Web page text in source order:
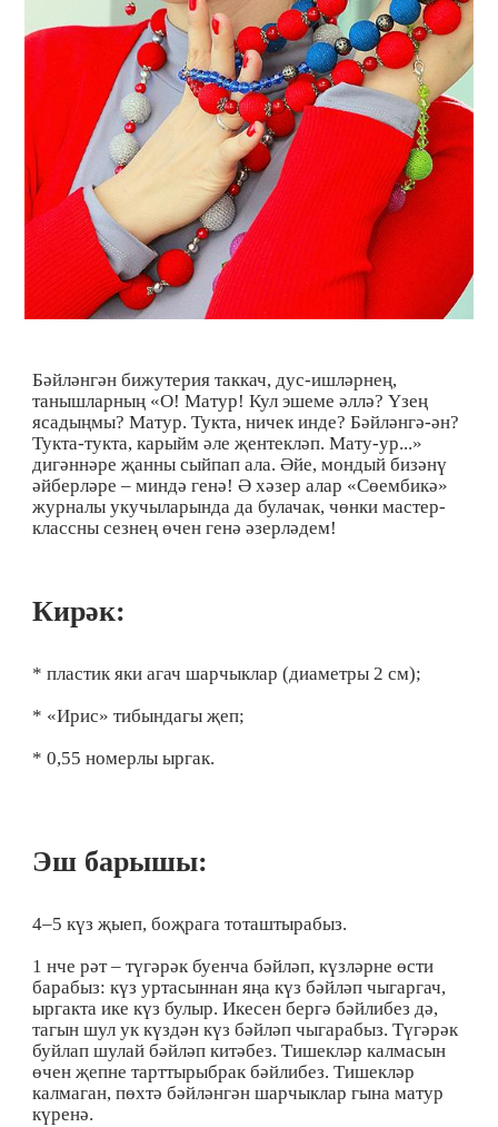
Бәйләнгән бижутерия таккач, дус-ишләрнең,
танышларның «О! Матур! Кул эшеме әллә? Үзең
ясадыңмы? Матур. Тукта, ничек инде? Бәйләнгә-ән?
Тукта-тукта, карыйм әле җентекләп. Мату-ур...»
дигәннәре җанны сыйпап ала. Әйе, мондый бизәнү
әйберләре – миндә генә! Ә хәзер алар «Сөембикә»
журналы укучыларында да булачак, чөнки мастер-
классны сезнең өчен генә әзерләдем!
Кирәк:
* пластик яки агач шарчыклар (диаметры 2 см);
* «Ирис» тибындагы җеп;
* 0,55 номерлы ыргак.
Эш барышы:
4–5 күз җыеп, боҗрага тоташтырабыз.
1 нче рәт – түгәрәк буенча бәйләп, күзләрне өсти
барабыз: күз уртасыннан яңа күз бәйләп чыгаргач,
ыргакта ике күз булыр. Икесен бергә бәйлибез дә,
тагын шул ук күздән күз бәйләп чыгарабыз. Түгәрәк
буйлап шулай бәйләп китәбез. Тишекләр калмасын
өчен җепне тарттырыбрак бәйлибез. Тишекләр
калмаган, пөхтә бәйләнгән шарчыклар гына матур
күренә.